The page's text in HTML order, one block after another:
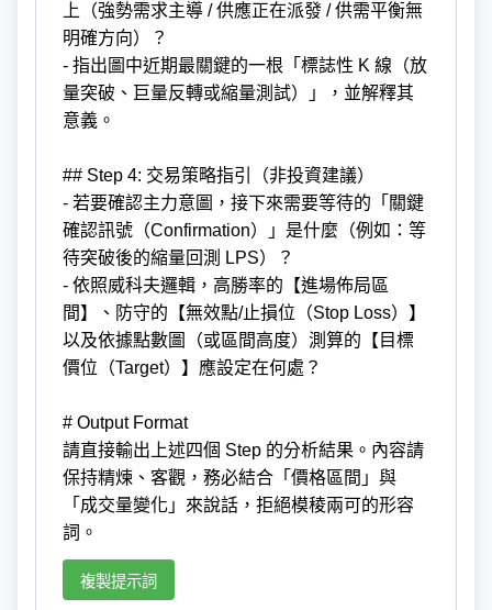
上（強勢需求主導 / 供應正在派發 / 供需平衡無
明確方向）？
- 指出圖中近期最關鍵的一根「標誌性 K 線（放
量突破、巨量反轉或縮量測試）」，並解釋其
意義。
## Step 4: 交易策略指引（非投資建議）
- 若要確認主力意圖，接下來需要等待的「關鍵
確認訊號（Confirmation）」是什麼（例如：等
待突破後的縮量回測 LPS）？
- 依照威科夫邏輯，高勝率的【進場佈局區
間】、防守的【無效點/止損位（Stop Loss）】
以及依據點數圖（或區間高度）測算的【目標
價位（Target）】應設定在何處？
# Output Format
請直接輸出上述四個 Step 的分析結果。內容請
保持精煉、客觀，務必結合「價格區間」與
「成交量變化」來說話，拒絕模稜兩可的形容
詞。
複製提示詞